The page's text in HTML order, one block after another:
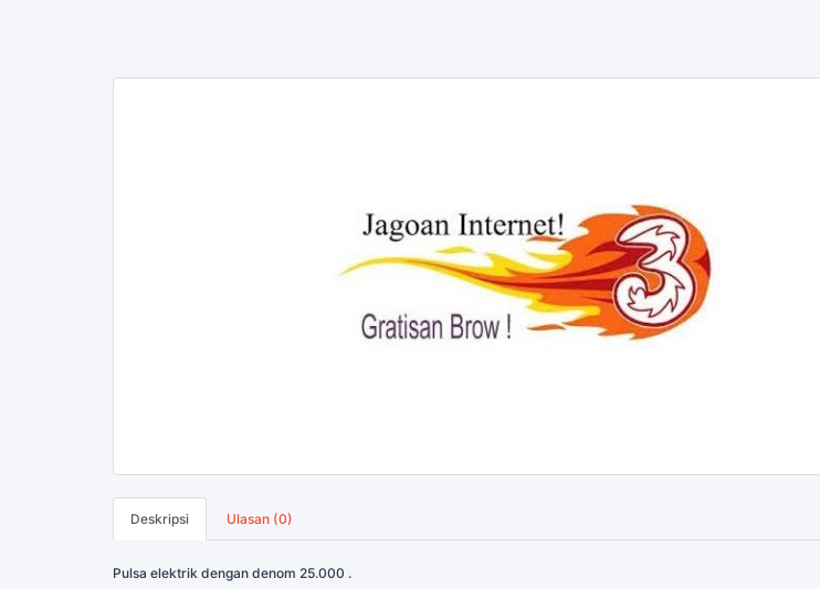
Deskripsi Ulasan (0)
Pulsa elektrik dengan denom 25.000 .